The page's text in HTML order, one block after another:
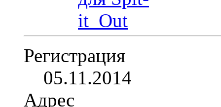
Регистрация
05.11.2014
Адрес